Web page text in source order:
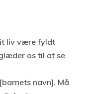
liv være fyldt
os til at se
navn]. Må